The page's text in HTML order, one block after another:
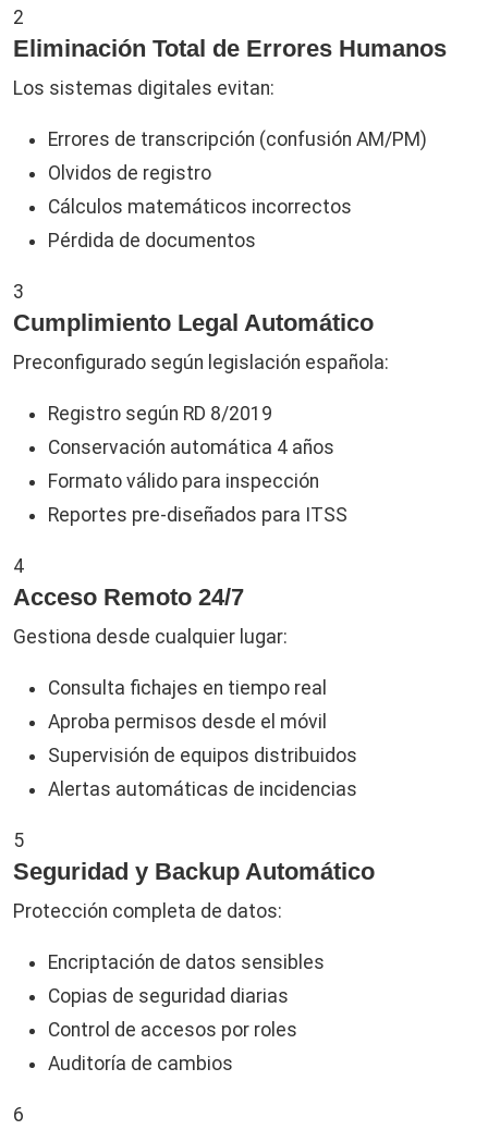
2
Eliminación Total de Errores Humanos
Los sistemas digitales evitan:
Errores de transcripción (confusión AM/PM)
Olvidos de registro
Cálculos matemáticos incorrectos
Pérdida de documentos
3
Cumplimiento Legal Automático
Preconfigurado según legislación española:
Registro según RD 8/2019
Conservación automática 4 años
Formato válido para inspección
Reportes pre-diseñados para ITSS
4
Acceso Remoto 24/7
Gestiona desde cualquier lugar:
Consulta fichajes en tiempo real
Aproba permisos desde el móvil
Supervisión de equipos distribuidos
Alertas automáticas de incidencias
5
Seguridad y Backup Automático
Protección completa de datos:
Encriptación de datos sensibles
Copias de seguridad diarias
Control de accesos por roles
Auditoría de cambios
6